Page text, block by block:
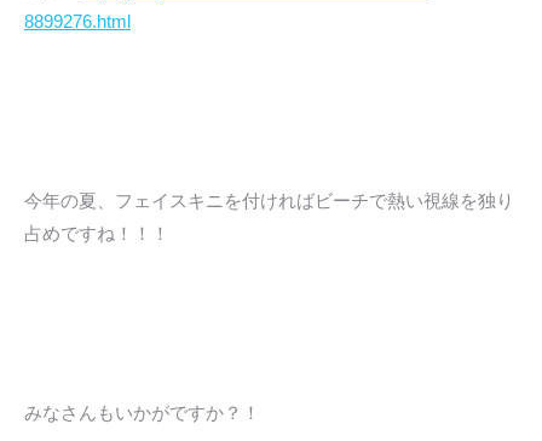
8899276.html
今年の夏、フェイスキニを付ければビーチで熱い視線を独り
占めですね！！！
みなさんもいかがですか？！